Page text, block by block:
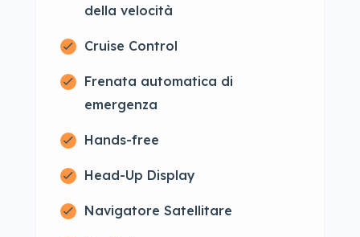
della velocità
Cruise Control
Frenata automatica di
emergenza
Hands-free
Head-Up Display
Navigatore Satellitare